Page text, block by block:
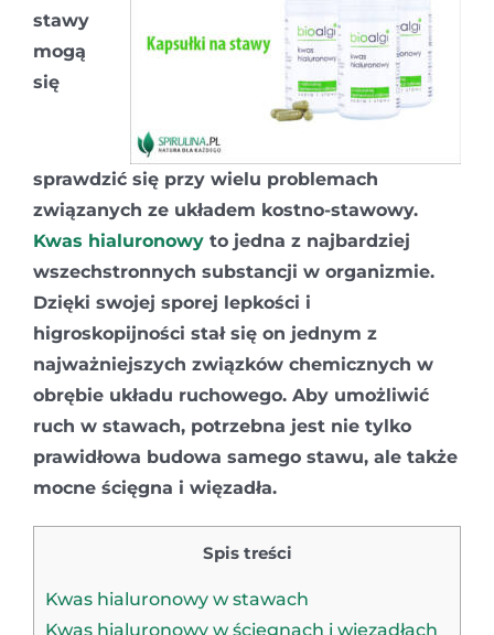
stawy
mogą
się
sprawdzić się przy wielu problemach
związanych ze układem kostno-stawowy.
Kwas hialuronowy to jedna z najbardziej
wszechstronnych substancji w organizmie.
Dzięki swojej sporej lepkości i
higroskopijności stał się on jednym z
najważniejszych związków chemicznych w
obrębie układu ruchowego. Aby umożliwić
ruch w stawach, potrzebna jest nie tylko
prawidłowa budowa samego stawu, ale także
mocne ścięgna i więzadła.
Spis treści
Kwas hialuronowy w stawach
Kwas hialuronowy w ścięgnach i więzadłach